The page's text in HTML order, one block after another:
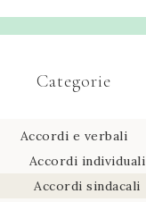
Categorie
Accordi e verbali
Accordi individuali
Accordi sindacali